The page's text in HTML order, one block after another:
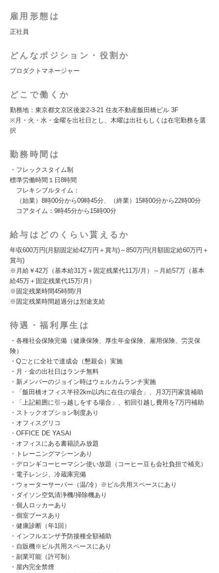
雇用形態は
正社員
どんなポジション・役割か
プロダクトマネージャー
どこで働くか
勤務地：東京都文京区後楽2-3-21 住友不動産飯田橋ビル 3F
※月・火・水・金曜を出社日とし、木曜は出社もしくは在宅勤務を選
択
勤務時間は
・フレックスタイム制
標準労働時間１日8時間
フレキシブルタイム：
（始業）8時00分から09時45分、（終業）15時00分から22時00分
コアタイム：9時45分から15時00分
給与はどのくらい貰えるか
年収600万円(月額固定給42万円＋賞与)～850万円(月額固定給60万円＋
賞与)
※月給￥42万（基本給31万＋固定残業代11万/月）～月給57万（基本
給45万＋固定残業代15万/月）
※固定残業時間45時間/月
※固定残業時間超過分は別途支給
待遇・福利厚生は
・各種社会保険完備（健康保険、厚生年金保険、雇用保険、労災保
険）
・Qごとに全社で達成会（懇親会）実施
・月・金の出社日はランチ無料
・新メンバーのジョイン時はウェルカムランチ実施
・「飯田橋オフィス半径2km以内に在住の場合」、月3万円家賃補助
・「上記範囲に引っ越しをする場合」、初回引越し費用を7万円補助
・ストックオプション制度あり
・オフィスグリコ
・OFFICE DE YASAI
・オフィスにある書籍読み放題
・トレーニングマシーンあり
・デロンギコーヒーマシン使い放題（コーヒー豆も会社負担で補充）
・電子レンジ、冷蔵庫完備
・ウォーターサーバー（温/冷）※ビル共用スペースにあり
・ダイソン空気清浄機/掃除機あり
・個人ロッカーあり
・個室ブースあり
・健康診断（年1回）
・インフルエンザ予防接種全額補助
・自販機※ビル共用スペースにあり
・副業可能（許可制）
・屋内完全禁煙